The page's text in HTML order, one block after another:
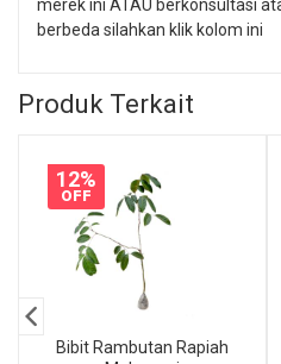
merek ini ATAU berkonsultasi
berbeda silahkan klik kolom ini
Produk Terkait
12%
OFF
Bibit Rambutan Rapiah